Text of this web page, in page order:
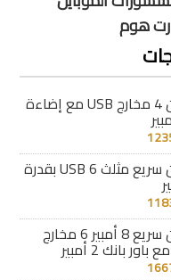
هوم
شاحن 4 مخارج USB مع إضاءة
شاحن سريع مثلث 6 USB بقدرة
شاحن سريع 8 أمبير 6 مخارج